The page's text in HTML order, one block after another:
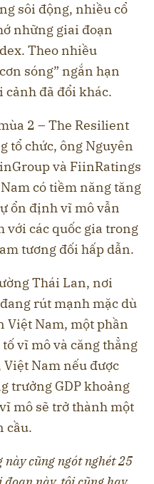
sôi động, nhiều cổ
những giai đoạn
Theo nhiều
sóng” ngắn hạn
đã đổi khác.
2 – The Resilient
tổ chức, ông Nguyên
và FiinRatings
có tiềm năng tăng
ổn định vĩ mô vẫn
với các quốc gia trong
tương đối hấp dẫn.
Thái Lan, nơi
rút mạnh mặc dù
Việt Nam, một phần
vĩ mô và căng thẳng
Nam nếu được
trưởng GDP khoảng
mô sẽ trở thành một
cầu.
cũng ngót nghét 25